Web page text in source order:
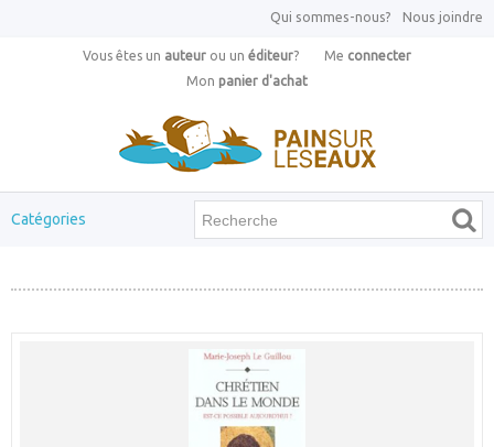
Qui sommes-nous? Nous joindre
Vous êtes un auteur ou un éditeur? Me connecter
Mon panier d'achat
Catégories